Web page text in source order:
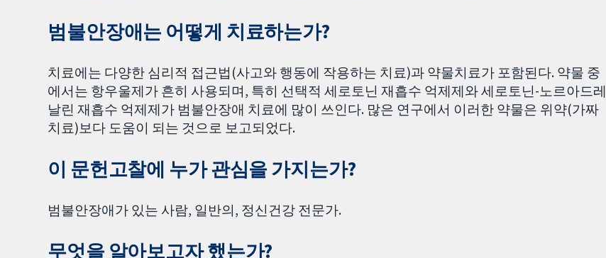
범불안장애는 어떻게 치료하는가?
치료에는 다양한 심리적 접근법(사고와 행동에 작용하는 치료)과 약물치료가 포함된다. 약물 중
에서는 항우울제가 흔히 사용되며, 특히 선택적 세로토닌 재흡수 억제제와 세로토닌-노르아드레
날린 재흡수 억제제가 범불안장애 치료에 많이 쓰인다. 많은 연구에서 이러한 약물은 위약(가짜
치료)보다 도움이 되는 것으로 보고되었다.
이 문헌고찰에 누가 관심을 가지는가?
범불안장애가 있는 사람, 일반의, 정신건강 전문가.
무엇을 알아보고자 했는가?